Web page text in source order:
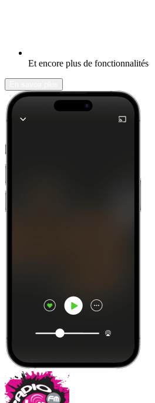
Et encore plus de fonctionnalités